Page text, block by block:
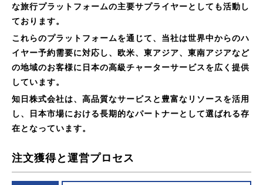
な旅行プラットフォームの主要サプライヤーとしても活動し
ております。
これらのプラットフォームを通じて、当社は世界中からのハ
イヤー予約需要に対応し、欧米、東アジア、東南アジアなど
の地域のお客様に日本の高級チャーターサービスを広く提供
しています。
知日株式会社は、高品質なサービスと豊富なリソースを活用
し、日本市場における長期的なパートナーとして選ばれる存
在となっています。
注文獲得と運営プロセス